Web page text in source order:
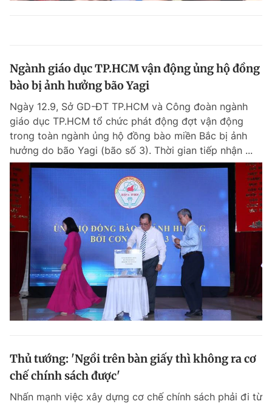
Ngành giáo dục TP.HCM vận động ủng hộ đồng
bào bị ảnh hưởng bão Yagi
Ngày 12.9, Sở GD-ĐT TP.HCM và Công đoàn ngành
giáo dục TP.HCM tổ chức phát động đợt vận động
trong toàn ngành ủng hộ đồng bào miền Bắc bị ảnh
hưởng do bão Yagi (bão số 3). Thời gian tiếp nhận ...
Thủ tướng: 'Ngồi trên bàn giấy thì không ra cơ
chế chính sách được'
Nhấn mạnh việc xây dựng cơ chế chính sách phải đi từ